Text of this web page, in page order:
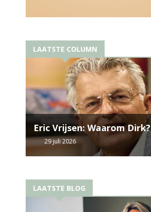
LAATSTE COLUMN
Eric Vrijsen: Waarom Dirk?
29 juli 2026
LAATSTE BLOG